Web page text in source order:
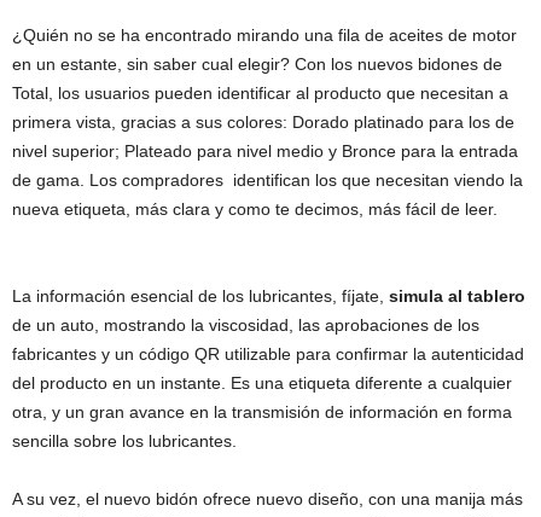
¿Quién no se ha encontrado mirando una fila de aceites de motor
en un estante, sin saber cual elegir? Con los nuevos bidones de
Total, los usuarios pueden identificar al producto que necesitan a
primera vista, gracias a sus colores: Dorado platinado para los de
nivel superior; Plateado para nivel medio y Bronce para la entrada
de gama. Los compradores identifican los que necesitan viendo la
nueva etiqueta, más clara y como te decimos, más fácil de leer.
La información esencial de los lubricantes, fíjate, simula al tablero
de un auto, mostrando la viscosidad, las aprobaciones de los
fabricantes y un código QR utilizable para confirmar la autenticidad
del producto en un instante. Es una etiqueta diferente a cualquier
otra, y un gran avance en la transmisión de información en forma
sencilla sobre los lubricantes.
A su vez, el nuevo bidón ofrece nuevo diseño, con una manija más